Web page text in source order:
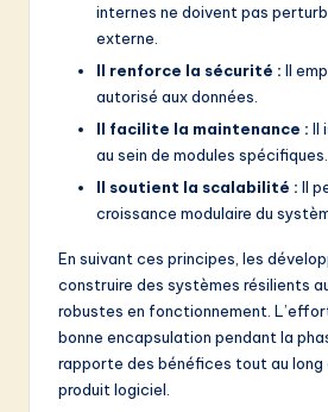
internes ne doivent pas
externe.
Il renforce la sécurité : Il
autorisé aux données.
Il facilite la maintenance : Il
au sein de modules spécifiques.
Il soutient la scalabilité : Il
croissance modulaire du
En suivant ces principes, les
construire des systèmes résilients
robustes en fonctionnement.
bonne encapsulation pendant la
rapporte des bénéfices tout au long
produit logiciel.